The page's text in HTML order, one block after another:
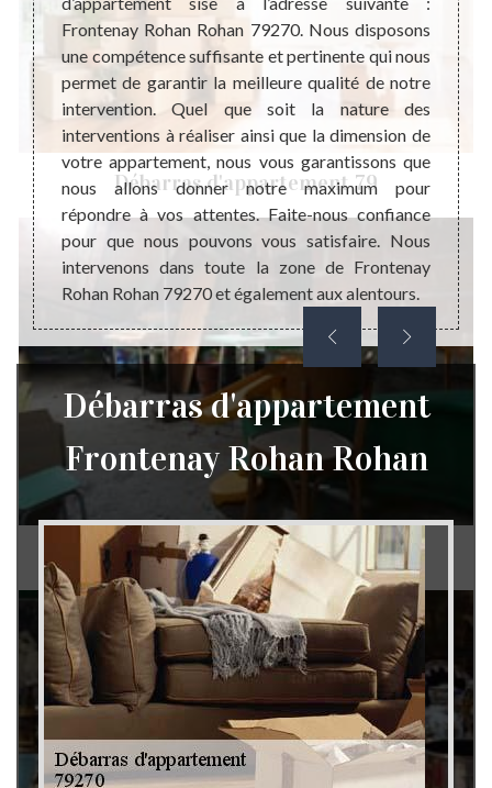
Débarras d'appartement 79
Débarras de grenier et cave 79
en
allez
le
à
Frontenay Rohan Rohan 79270. Nous disposons
une compétence suffisante et pertinente qui nous
permet de garantir la meilleure qualité de notre
intervention. Quel que soit la nature des
interventions à réaliser ainsi que la dimension de
votre appartement, nous vous garantissons que
nous allons donner notre maximum pour
répondre à vos attentes. Faite-nous confiance
pour que nous pouvons vous satisfaire. Nous
intervenons dans toute la zone de Frontenay
Rohan Rohan 79270 et également aux alentours.
est
votre
Débarras d'appartement
Frontenay Rohan Rohan